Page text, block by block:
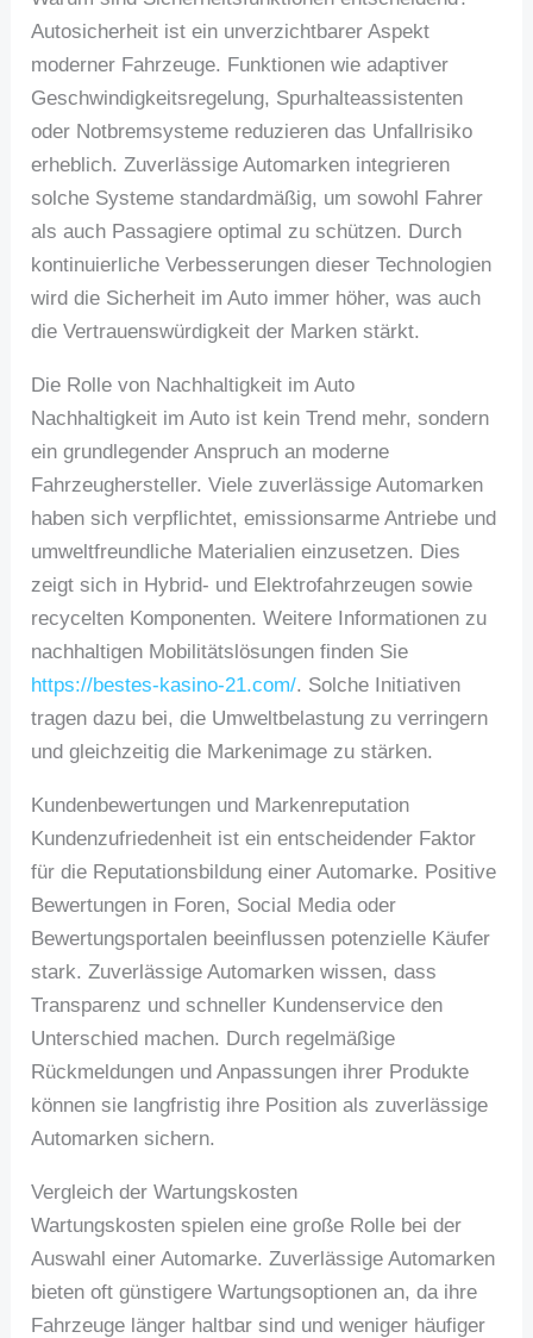
Autosicherheit ist ein unverzichtbarer Aspekt
moderner Fahrzeuge. Funktionen wie adaptiver
Geschwindigkeitsregelung, Spurhalteassistenten
oder Notbremsysteme reduzieren das Unfallrisiko
erheblich. Zuverlässige Automarken integrieren
solche Systeme standardmäßig, um sowohl Fahrer
als auch Passagiere optimal zu schützen. Durch
kontinuierliche Verbesserungen dieser Technologien
wird die Sicherheit im Auto immer höher, was auch
die Vertrauenswürdigkeit der Marken stärkt.
Die Rolle von Nachhaltigkeit im Auto
Nachhaltigkeit im Auto ist kein Trend mehr, sondern
ein grundlegender Anspruch an moderne
Fahrzeughersteller. Viele zuverlässige Automarken
haben sich verpflichtet, emissionsarme Antriebe und
umweltfreundliche Materialien einzusetzen. Dies
zeigt sich in Hybrid- und Elektrofahrzeugen sowie
recycelten Komponenten. Weitere Informationen zu
nachhaltigen Mobilitätslösungen finden Sie
https://bestes-kasino-21.com/. Solche Initiativen
tragen dazu bei, die Umweltbelastung zu verringern
und gleichzeitig die Markenimage zu stärken.
Kundenbewertungen und Markenreputation
Kundenzufriedenheit ist ein entscheidender Faktor
für die Reputationsbildung einer Automarke. Positive
Bewertungen in Foren, Social Media oder
Bewertungsportalen beeinflussen potenzielle Käufer
stark. Zuverlässige Automarken wissen, dass
Transparenz und schneller Kundenservice den
Unterschied machen. Durch regelmäßige
Rückmeldungen und Anpassungen ihrer Produkte
können sie langfristig ihre Position als zuverlässige
Automarken sichern.
Vergleich der Wartungskosten
Wartungskosten spielen eine große Rolle bei der
Auswahl einer Automarke. Zuverlässige Automarken
bieten oft günstigere Wartungsoptionen an, da ihre
Fahrzeuge länger haltbar sind und weniger häufiger